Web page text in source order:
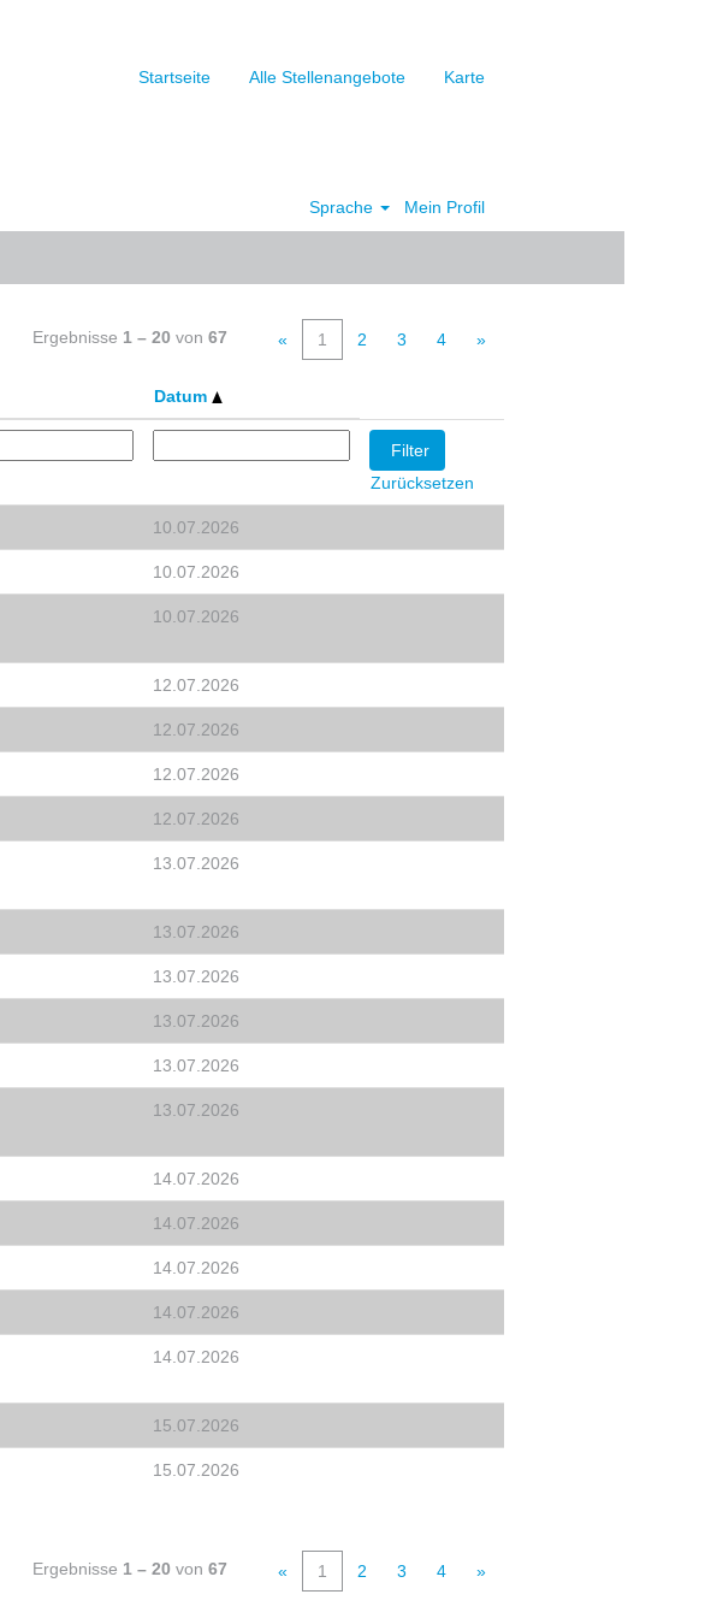
Startseite Alle Stellenangebote Karte
Sprache Mein Profil
Löschen
Ergebnisse 1 – 20 von 67 « 1 2 3 4 »
Datum
Zurücksetzen
10.07.2026
10.07.2026
10.07.2026
12.07.2026
12.07.2026
12.07.2026
12.07.2026
13.07.2026
13.07.2026
13.07.2026
13.07.2026
13.07.2026
13.07.2026
14.07.2026
14.07.2026
14.07.2026
14.07.2026
14.07.2026
15.07.2026
15.07.2026
Ergebnisse 1 – 20 von 67 « 1 2 3 4 »